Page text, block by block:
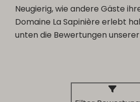
Neugierig, wie andere Gäste
Domaine La Sapinière erlebt
unten die Bewertungen